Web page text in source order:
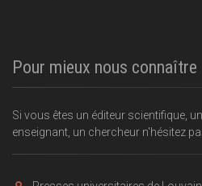
Pour mieux nous connaître
Si vous êtes un éditeur scientifique,
enseignant, un chercheur n'hésitez